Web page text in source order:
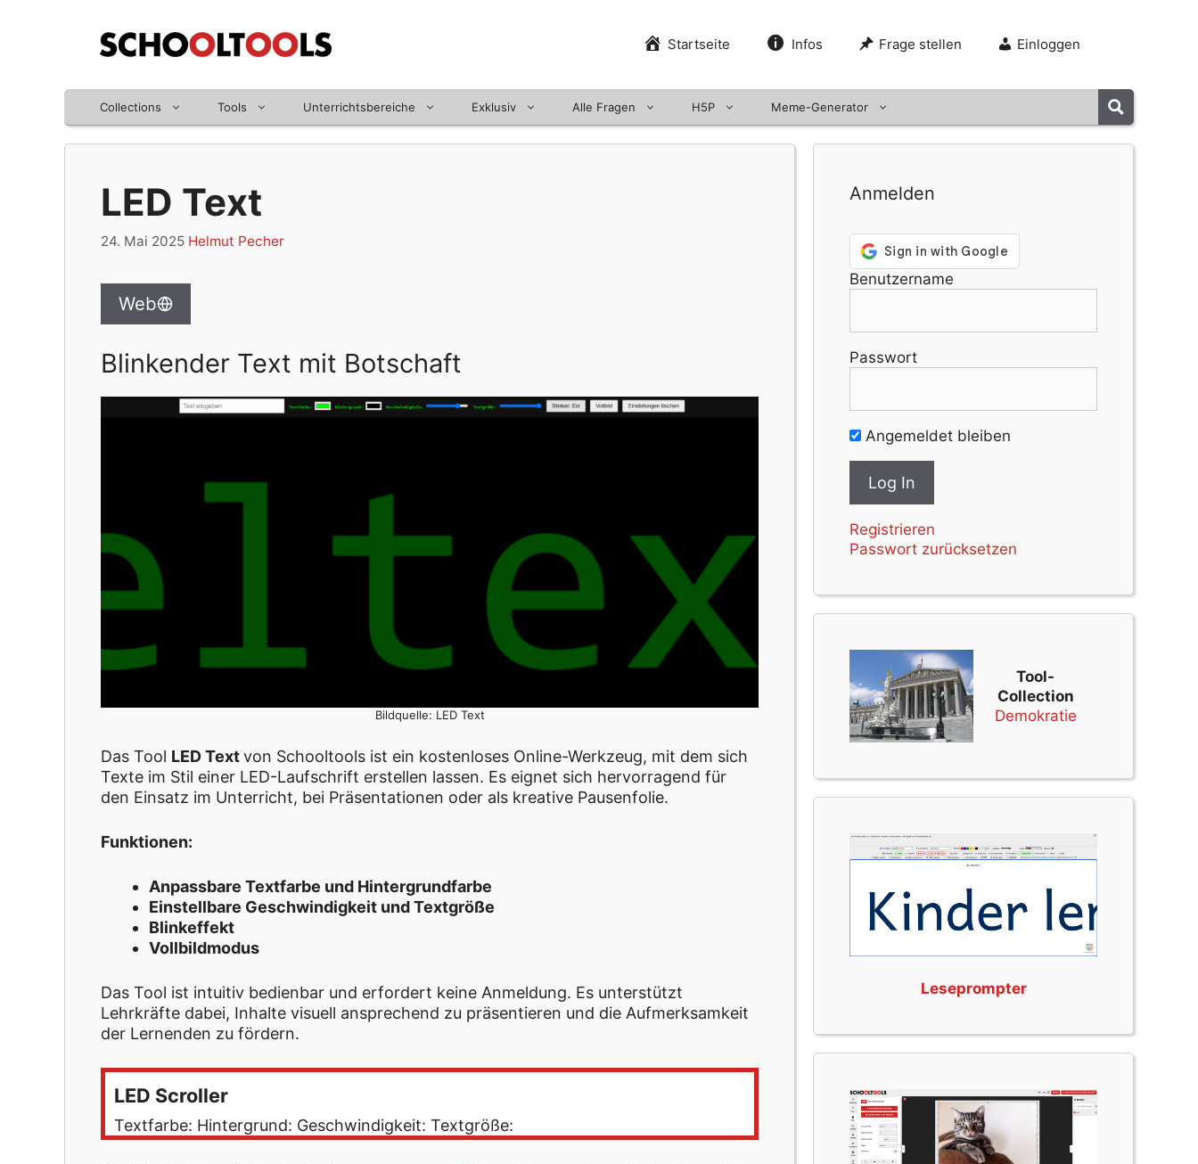
Startseite Infos Frage stellen Einloggen
Collections Tools Unterrichtsbereiche Exklusiv Alle Fragen H5P Meme-Generator
LED Text
24. Mai 2025 Helmut Pecher
Web
Blinkender Text mit Botschaft
Bildquelle: LED Text
Das Tool LED Textvon Schooltools ist ein kostenloses Online-Werkzeug, mit dem sich
Texte im Stil einer LED-Laufschrift erstellen lassen. Es eignet sich hervorragend für
den Einsatz im Unterricht, bei Präsentationen oder als kreative Pausenfolie.
Funktionen:
Anpassbare Textfarbe und Hintergrundfarbe
Einstellbare Geschwindigkeit und Textgröße
Blinkeffekt
Vollbildmodus
Das Tool ist intuitiv bedienbar und erfordert keine Anmeldung. Es unterstützt
Lehrkräfte dabei, Inhalte visuell ansprechend zu präsentieren und die Aufmerksamkeit
der Lernenden zu fördern.
LED Scroller
Textfarbe: Hintergrund: Geschwindigkeit: Textgröße:
Anmelden
Benutzername
Passwort
Angemeldet bleiben
Registrieren
Passwort zurücksetzen
Tool-
Collection
Demokratie
Leseprompter